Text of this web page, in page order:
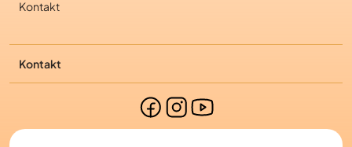
Kontakt
Kontakt